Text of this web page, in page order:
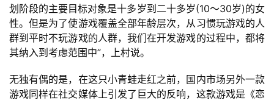
划阶段的主要目标对象是十多岁到二十多岁(10～30岁)的女
性。但是为了使游戏覆盖全部年龄层次，从习惯玩游戏的人
群到平时不玩游戏的人群，我们在开发游戏的过程中，都将
其纳入到考虑范围中”，上村说。
无独有偶的是，在这只小青蛙走红之前，国内市场另外一款
游戏同样在社交媒体上引发了巨大的反响，这款游戏是《恋